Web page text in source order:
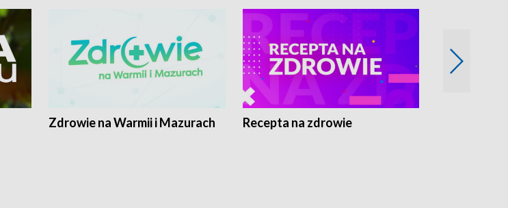
Zdrowie na Warmii i Mazurach Recepta na zdrowie